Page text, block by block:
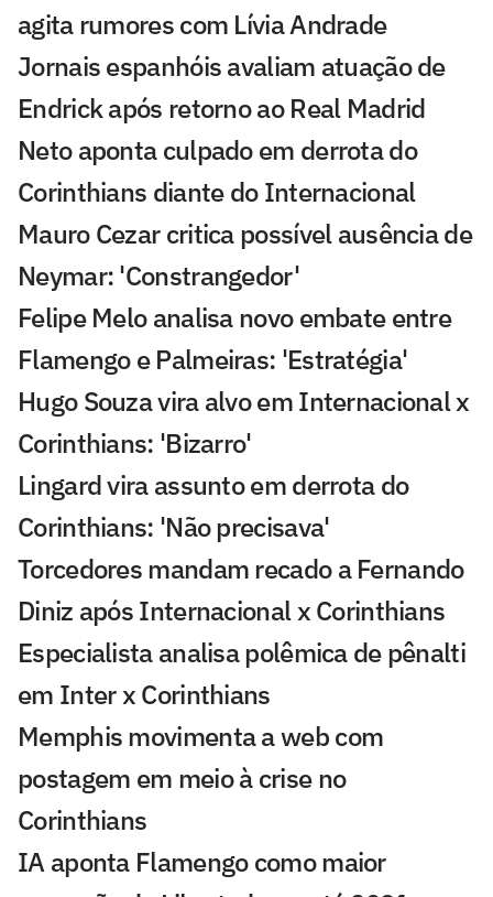
agita rumores com Lívia Andrade
Jornais espanhóis avaliam atuação de
Endrick após retorno ao Real Madrid
Neto aponta culpado em derrota do
Corinthians diante do Internacional
Mauro Cezar critica possível ausência de
Neymar: 'Constrangedor'
Felipe Melo analisa novo embate entre
Flamengo e Palmeiras: 'Estratégia'
Hugo Souza vira alvo em Internacional x
Corinthians: 'Bizarro'
Lingard vira assunto em derrota do
Corinthians: 'Não precisava'
Torcedores mandam recado a Fernando
Diniz após Internacional x Corinthians
Especialista analisa polêmica de pênalti
em Inter x Corinthians
Memphis movimenta a web com
postagem em meio à crise no
Corinthians
IA aponta Flamengo como maior